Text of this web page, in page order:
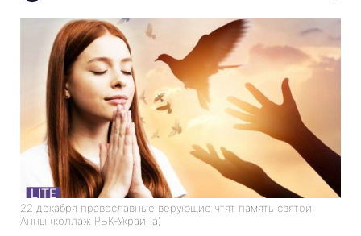
22 декабря православные верующие чтят память святой
Анны (коллаж РБК-Украина)